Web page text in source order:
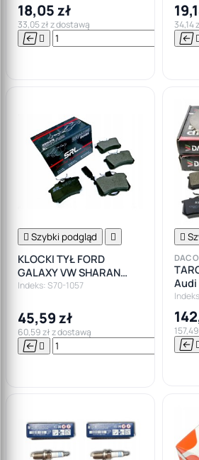
18,05 zł
33,05 zł z dostawą
 
34,14

 Szybki podgląd 
KLOCKI TYŁ FORD
GALAXY VW SHARAN
SEAT ALHAMBRA
Indeks: S70-1057
45,59 zł
60,59 zł z dostawą
 

DACO
Audi
